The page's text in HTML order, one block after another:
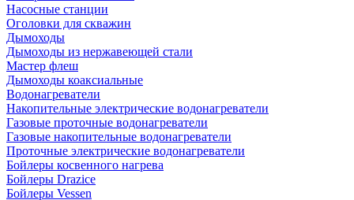
Насосные станции
Оголовки для скважин
Дымоходы
Дымоходы из нержавеющей стали
Мастер флеш
Дымоходы коаксиальные
Водонагреватели
Накопительные электрические водонагреватели
Газовые проточные водонагреватели
Газовые накопительные водонагреватели
Проточные электрические водонагреватели
Бойлеры косвенного нагрева
Бойлеры Drazice
Бойлеры Vessen